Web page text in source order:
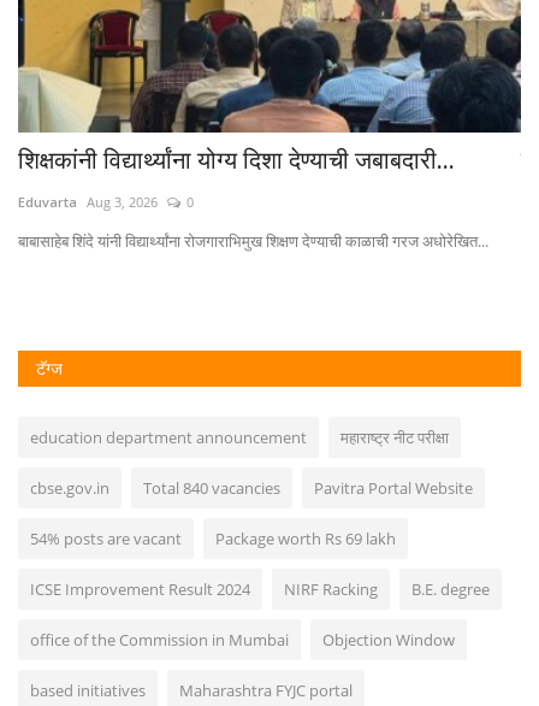
शूटिंग स्पर्धेत ध्रुव ग्लोबल स्कूलला 14 पदके
Eduvarta Mar 8, 2025 0
अंडर १४ मुलीमध्ये स्वरा गुरूवाले, आणि अंडर १९ मुलीमध्ये कंगन सिंग व अंडर १७ मुलांमध्ये...
टॅग्ज
education department announcement महाराष्ट्र नीट परीक्षा
cbse.gov.in Total 840 vacancies Pavitra Portal Website
54% posts are vacant Package worth Rs 69 lakh
ICSE Improvement Result 2024 NIRF Racking B.E. degree
office of the Commission in Mumbai Objection Window
based initiatives Maharashtra FYJC portal